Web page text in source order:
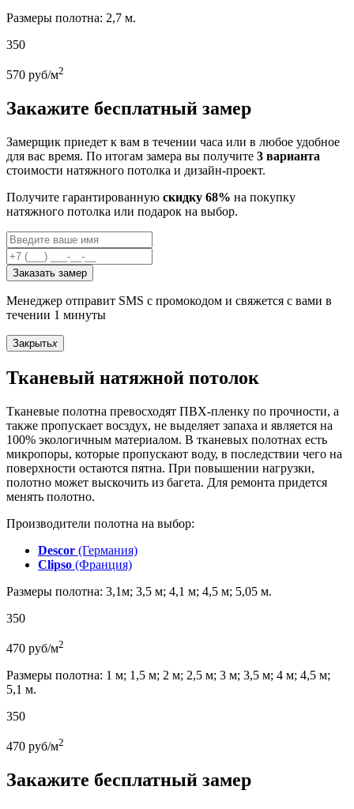
Размеры полотна: 2,7 м.
350
570 руб/м2
Закажите бесплатный замер
Замерщик приедет к вам в течении часа или в любое удобное
для вас время. По итогам замера вы получите 3 варианта
стоимости натяжного потолка и дизайн-проект.
Получите гарантированную скидку 68% на покупку
натяжного потолка или подарок на выбор.
Заказать замер
Менеджер отправит SMS с промокодом и свяжется с вами в
течении 1 минуты
Закрытьx
Тканевый натяжной потолок
Тканевые полотна превосходят ПВХ-пленку по прочности, а
также пропускает восздух, не выделяет запаха и является на
100% экологичным материалом. В тканевых полотнах есть
микропоры, которые пропускают воду, в последствии чего на
поверхности остаются пятна. При повышении нагрузки,
полотно может выскочить из багета. Для ремонта придется
менять полотно.
Производители полотна на выбор:
Descor (Германия)
Clipso (Франция)
Размеры полотна: 3,1м; 3,5 м; 4,1 м; 4,5 м; 5,05 м.
350
470 руб/м2
Размеры полотна: 1 м; 1,5 м; 2 м; 2,5 м; 3 м; 3,5 м; 4 м; 4,5 м;
5,1 м.
350
470 руб/м2
Закажите бесплатный замер